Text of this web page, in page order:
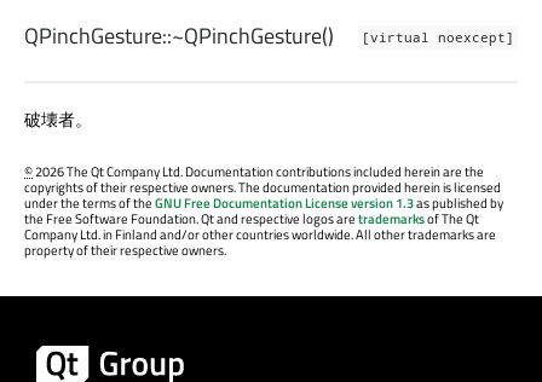
[virtual noexcept]
QPinchGesture::~QPinchGesture()
破壊者。
©2026 The Qt Company Ltd. Documentation contributions included herein are the
copyrights of their respective owners. The documentation provided herein is licensed
under the terms of theGNU Free Documentation License version 1.3as published by
the Free Software Foundation. Qt and respective logos aretrademarksof The Qt
Company Ltd. in Finland and/or other countries worldwide. All other trademarks are
property of their respective owners.